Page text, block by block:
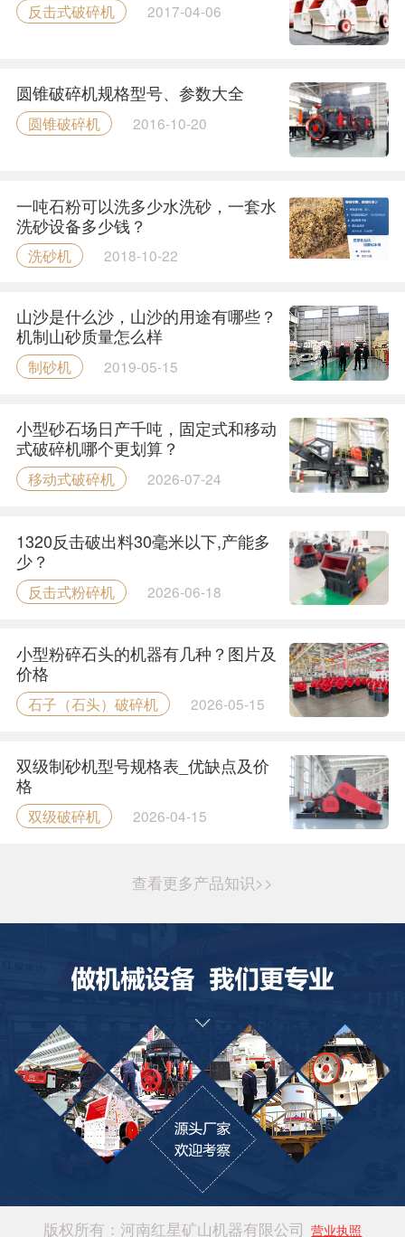
反击式破碎机 2017-04-06
圆锥破碎机规格型号、参数大全
圆锥破碎机 2016-10-20
一吨石粉可以洗多少水洗砂，一套水
洗砂设备多少钱？
洗砂机 2018-10-22
山沙是什么沙，山沙的用途有哪些？
机制山砂质量怎么样
制砂机 2019-05-15
小型砂石场日产千吨，固定式和移动
式破碎机哪个更划算？
移动式破碎机 2026-07-24
1320反击破出料30毫米以下,产能多
少？
反击式粉碎机 2026-06-18
小型粉碎石头的机器有几种？图片及
价格
石子（石头）破碎机 2026-05-15
双级制砂机型号规格表_优缺点及价
格
双级破碎机 2026-04-15
查看更多产品知识>>
版权所有：河南红星矿山机器有限公司 营业执照